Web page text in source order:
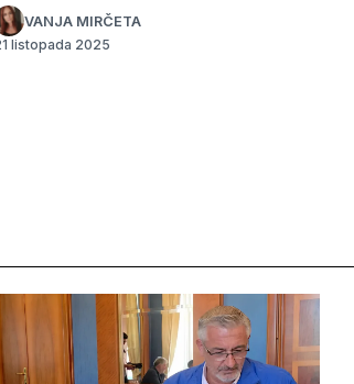
VANJA MIRČETA
listopada 2025